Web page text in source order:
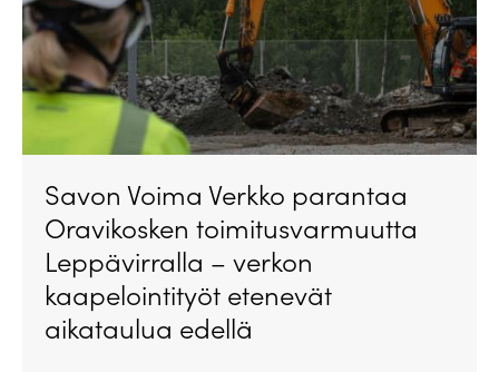
Savon Voima Verkko parantaa
Oravikosken toimitusvarmuutta
Leppävirralla – verkon
kaapelointityöt etenevät
aikataulua edellä